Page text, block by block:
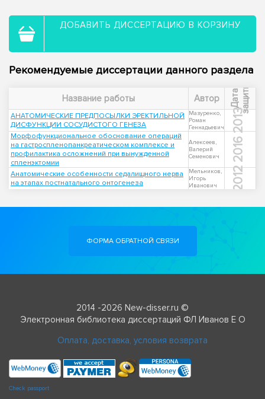
ДОБАВИТЬ ДИССЕРТАЦИЮ В КОРЗИНУ
Рекомендуемые диссертации данного раздела
Название работы Автор Д
а
т
а
з
а
щ
и
т ы
АНАТОМИЧЕСКИЕ ПРЕДПОСЫЛКИ ЭРЕКТИЛЬНОЙ
ДИСФУНКЦИИ СОСУДИСТОГО ГЕНЕЗА
Мазуренко,
Роман
Геннадьевич
2013
Морфофункциональное обоснование операций
на гастроспленопанкреатическом комплексе и
профилактика осложнений при вынужденной
спленэктомии
Алексеев,
Валерий
Семенович
2016
Анатомические особенности седалищного нерва
на этапах постнатального онтогенеза
Мельников,
Игорь
Иванович
2012
ФОРМА ОБРАТНОЙ СВЯЗИ
2014 -2026 New-disser.ru ©
Электронная библиотека диссертаций ФЛ Иванов Е О
Оплата, доставка, условия возврата
Check passport